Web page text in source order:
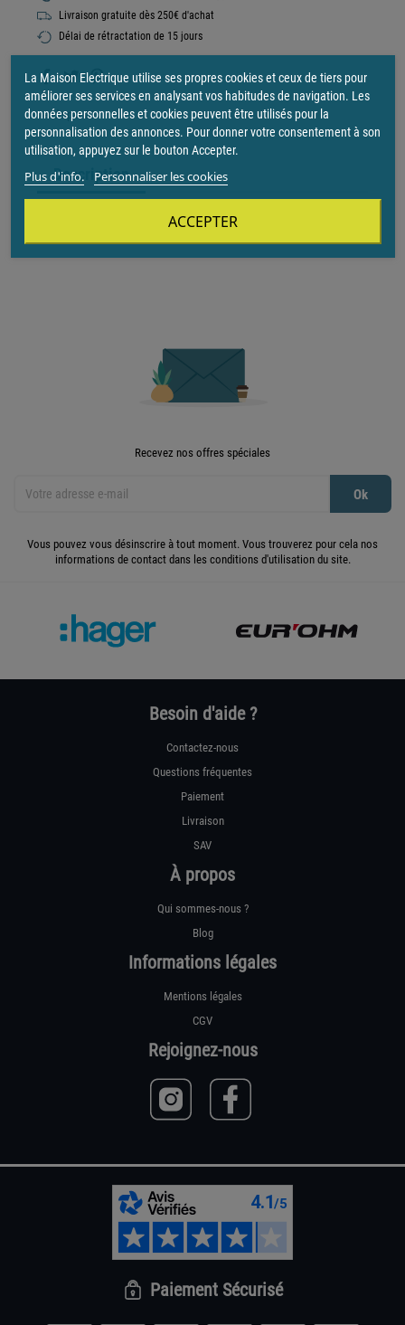
Livraison gratuite dès 250€ d'achat
Délai de rétractation de 15 jours
vendu par20
Description
Prise de courant sans terre Neptune - 16A - Blanc
Recevez nos offres spéciales
Vous pouvez vous désinscrire à tout moment. Vous trouverez pour cela nos
informations de contact dans les conditions d'utilisation du site.
Besoin d'aide ?
Contactez-nous
Questions fréquentes
Paiement
Livraison
SAV
À propos
Qui sommes-nous ?
Blog
Informations légales
Mentions légales
CGV
Rejoignez-nous
Paiement Sécurisé
La Maison Electrique utilise ses propres cookies et ceux de tiers pour
améliorer ses services en analysant vos habitudes de navigation. Les
données personnelles et cookies peuvent être utilisés pour la
personnalisation des annonces. Pour donner votre consentement à son
utilisation, appuyez sur le bouton Accepter.
Plus d'info. Personnaliser les cookies
ACCEPTER